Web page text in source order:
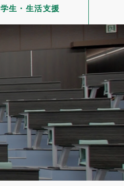
学生・生活支援